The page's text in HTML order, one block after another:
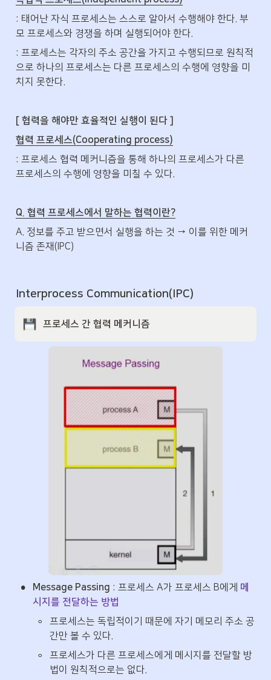
: 태어난 자식 프로세스는 스스로 알아서 수행해야 한다. 부
모 프로세스와 경쟁을 하며 실행되어야 한다.
: 프로세스는 각자의 주소 공간을 가지고 수행되므로 원칙적
으로 하나의 프로세스는 다른 프로세스의 수행에 영향을 미
치지 못한다.
[ 협력을 해야만 효율적인 실행이 된다 ]
협력 프로세스(Cooperating process)
: 프로세스 협력 메커니즘을 통해 하나의 프로세스가 다른
프로세스의 수행에 영향을 미칠 수 있다.
Q. 협력 프로세스에서 말하는 협력이란?
A. 정보를 주고 받으면서 실행을 하는 것 → 이를 위한 메커
니즘 존재(IPC)
Interprocess Communication(IPC)
프로세스 간 협력 메커니즘
• Message Passing : 프로세스 A가 프로세스 B에게 메
시지를 전달하는 방법
◦
프로세스는 독립적이기 때문에 자기 메모리 주소 공
간만 볼 수 있다.
◦
프로세스가 다른 프로세스에게 메시지를 전달할 방
법이 원칙적으로는 없다.